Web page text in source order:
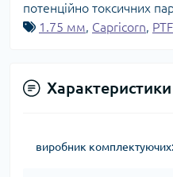
потенційно токсичних
1.75 мм, Capricorn,
Характеристики
виробник комплектуючих: